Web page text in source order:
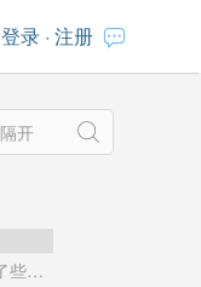
登录 · 注册
ScratchPaper 都做了些什么？